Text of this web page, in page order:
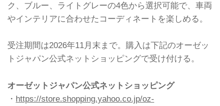
ク、ブルー、ライトグレーの4色から選択可能で、車両
やインテリアに合わせたコーディネートを楽しめる。
受注期間は2026年11月末まで。購入は下記のオーゼッ
トジャパン公式ネットショッピングで受け付ける。
オーゼットジャパン公式ネットショッピング
・ https://store.shopping.yahoo.co.jp/oz-